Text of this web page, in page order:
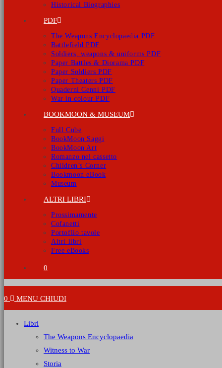
Historical Biographies
PDF
The Weapons Encyclopaedia PDF
Battlefield PDF
Soldiers, weapons & uniforms PDF
Paper Battles & Diorama PDF
Paper Soldiers PDF
Paper Theaters PDF
Quaderni Cenni PDF
War in colour PDF
BOOKMOON & MUSEUM
Full Cube
BookMoon Saggi
BookMoon Art
Romanzo nel cassetto
Children’s Corner
Bookmoon eBook
Museum
ALTRI LIBRI
Prossimamente
Cofanetti
Portoflio tavole
Altri libri
Free eBooks
0
0 MENU CHIUDI
Libri
The Weapons Encyclopaedia
Witness to War
Storia